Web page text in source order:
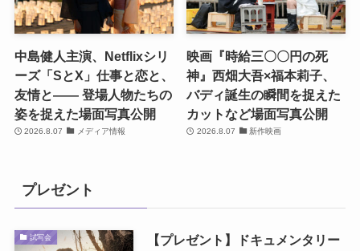
中島健人主演、Netflixシリ
ーズ「SとX」仕事と恋と、
友情と―― 登場人物たちの
姿を捉えた場面写真公開
2026.8.07 メディア情報
映画『時給三〇〇円の死
神』西畑大吾×福本莉子、
バディ誕生の瞬間を捉えた
カットなど場面写真公開
2026.8.07 新作映画
プレゼント
試写会
【プレゼント】ドキュメンタリー